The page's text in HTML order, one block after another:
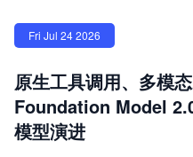
Fri Jul 24 2026
原生工具调用、多模
Foundation Model
模型演进